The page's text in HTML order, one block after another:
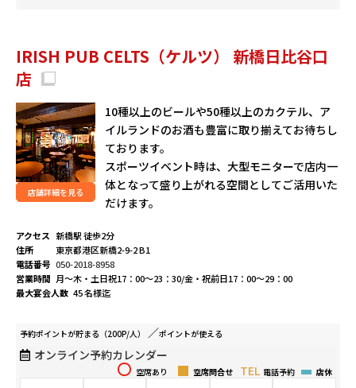
IRISH PUB CELTS（ケルツ） 新橋日比谷口
店
店舗詳細を見る
10種以上のビールや50種以上のカクテル、ア
イルランドのお酒も豊富に取り揃えてお待ちし
ております。
スポーツイベント時は、大型モニターで店内一
体となって盛り上がれる空間としてご活用いた
だけます。
アクセス 新橋駅 徒歩2分
住所
東京都港区新橋2-9-2 B1
電話番号 050-2018-8958
営業時間 月～木・土日祝17：00～23：30/金・祝前日17：00～29：00
最大宴会人数 45 名様迄
予約ポイントが貯まる（200P/人） ポイントが使える
オンライン予約カレンダー
店休
電話予約
空席問合せ
空席あり